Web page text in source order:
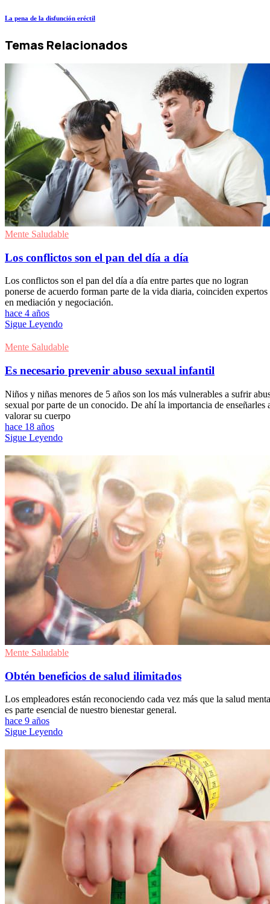
La pena de la disfunción eréctil
Temas Relacionados
Mente Saludable
Los conflictos son el pan del día a día
Los conflictos son el pan del día a día entre partes que no logran
ponerse de acuerdo forman parte de la vida diaria, coinciden expertos
en mediación y negociación.
hace 4 años
Sigue Leyendo
Mente Saludable
Es necesario prevenir abuso sexual infantil
Niños y niñas menores de 5 años son los más vulnerables a sufrir
sexual por parte de un conocido. De ahí la importancia de enseñarles
valorar su cuerpo
hace 18 años
Sigue Leyendo
Mente Saludable
Obtén beneficios de salud ilimitados
Los empleadores están reconociendo cada vez más que la salud
es parte esencial de nuestro bienestar general.
hace 9 años
Sigue Leyendo